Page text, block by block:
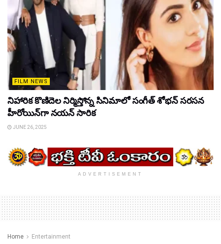
FILM NEWS
నిహారిక కొణిదెల నిర్మిస్తోన్న సినిమాలో సంగీత్ శోభన్ సరసన
హీరోయిన్‌గా నయన్ సారిక
JUNE 26, 2025
ADVERTISEMENT
Home Entertainment